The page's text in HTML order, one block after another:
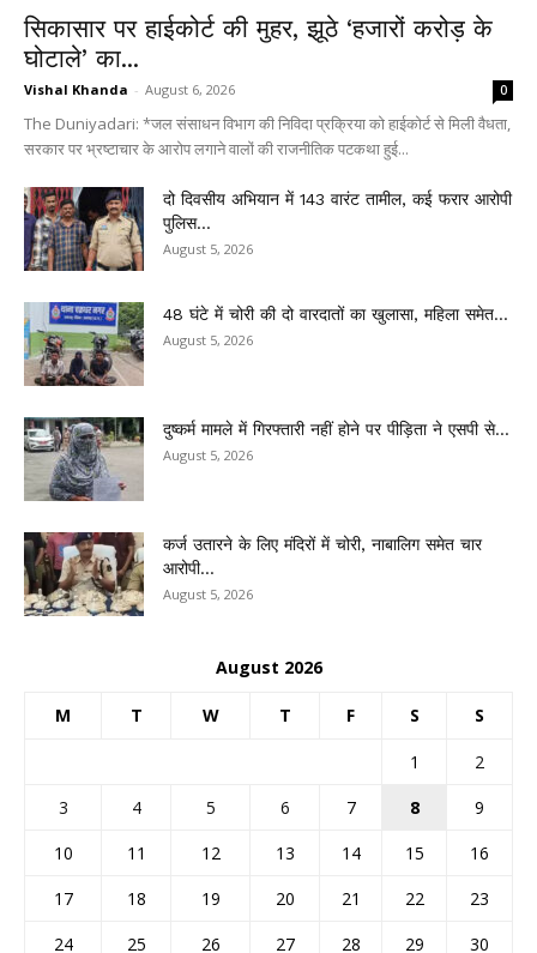
सिकासार पर हाईकोर्ट की मुहर, झूठे ‘हजारों करोड़ के
घोटाले’ का...
Vishal Khanda - August 6, 2026 0
The Duniyadari: *जल संसाधन विभाग की निविदा प्रक्रिया को हाईकोर्ट से मिली वैधता,
सरकार पर भ्रष्टाचार के आरोप लगाने वालों की राजनीतिक पटकथा हुई...
दो दिवसीय अभियान में 143 वारंट तामील, कई फरार आरोपी
पुलिस...
August 5, 2026
48 घंटे में चोरी की दो वारदातों का खुलासा, महिला समेत...
August 5, 2026
दुष्कर्म मामले में गिरफ्तारी नहीं होने पर पीड़िता ने एसपी से...
August 5, 2026
कर्ज उतारने के लिए मंदिरों में चोरी, नाबालिग समेत चार
आरोपी...
August 5, 2026
August 2026
M T W T F S S
1
2
3
4 5 6 7 8
9
10
11 12 13 14 15
16
17
18 19 20 21 22
23
24
25 26 27 28 29
30